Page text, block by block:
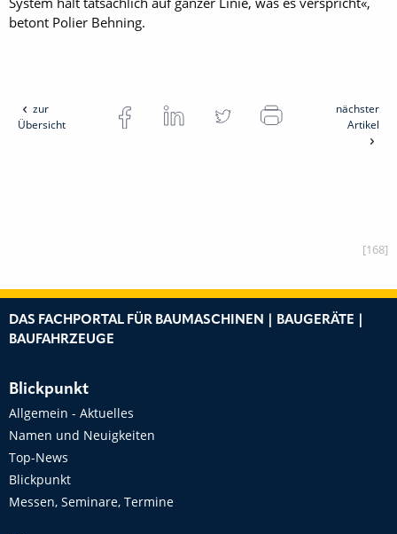
betont Polier Behning.
zur
Übersicht
nächster
Artikel
[168]
DAS FACHPORTAL FÜR BAUMASCHINEN | BAUGERÄTE |
BAUFAHRZEUGE
Blickpunkt
Allgemein - Aktuelles
Namen und Neuigkeiten
Top-News
Blickpunkt
Messen, Seminare, Termine